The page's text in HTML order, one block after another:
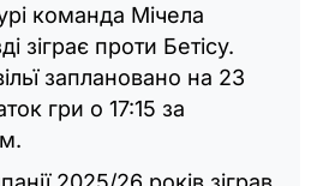
команда Мічела
зіграє проти Бетісу.
заплановано на 23
гри о 17:15 за